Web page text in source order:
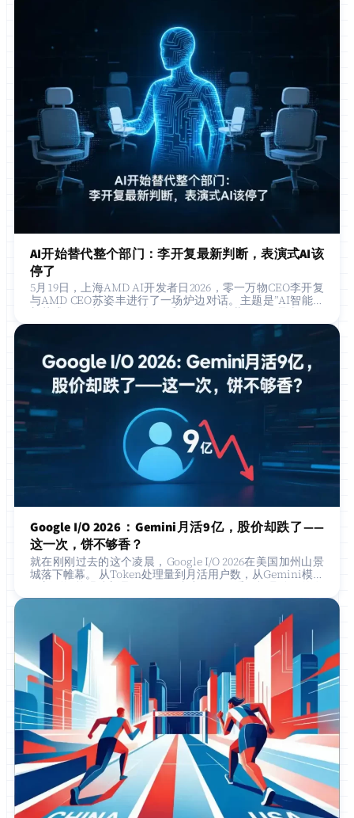
AI开始替代整个部门：李开复最新判断，表演式AI该
停了
5月19日，上海AMD AI开发者日2026，零一万物CEO李开复
与AMD CEO苏姿丰进行了一场炉边对话。主题是”AI智能体
新范式”，但真正引发现场两千多名开发者共鸣的，是李…
Google I/O 2026：Gemini月活9亿，股价却跌了——
这一次，饼不够香？
就在刚刚过去的这个凌晨，Google I/O 2026在美国加州山景
城落下帷幕。 从Token处理量到月活用户数，从Gemini模型
更新到智能眼镜新品，Google拿出了一份看似极具分量的发
布清单。然…